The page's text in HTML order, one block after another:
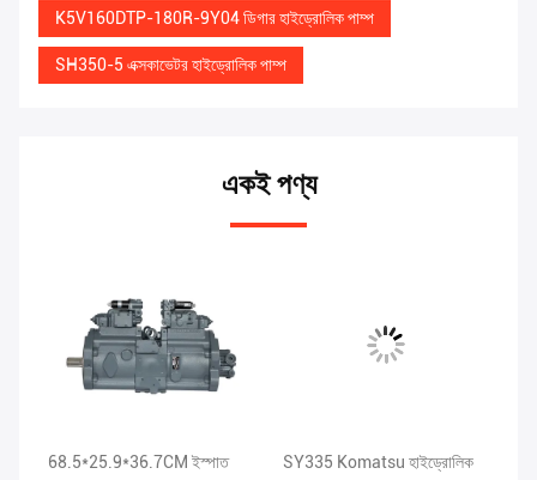
K5V160DTP-180R-9Y04 ডিগার হাইড্রোলিক পাম্প
SH350-5 এক্সকাভেটর হাইড্রোলিক পাম্প
একই পণ্য
68.5*25.9*36.7CM ইস্পাত
SY335 Komatsu হাইড্রোলিক